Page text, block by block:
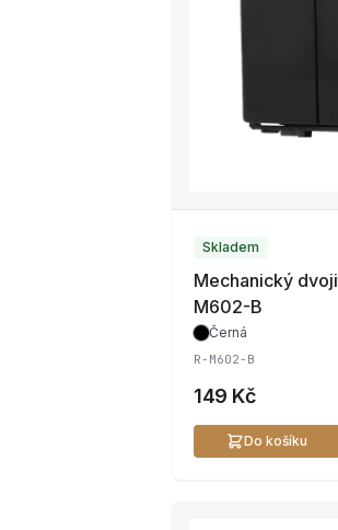
Skladem
Mechanický
M602-B
Černá
R-M602-B
149 Kč
Do košíku